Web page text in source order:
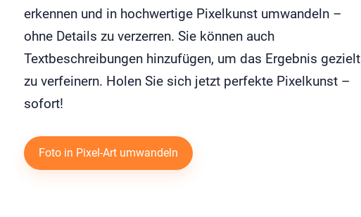
erkennen und in hochwertige Pixelkunst umwandeln –
ohne Details zu verzerren. Sie können auch
Textbeschreibungen hinzufügen, um das Ergebnis gezielt
zu verfeinern. Holen Sie sich jetzt perfekte Pixelkunst –
sofort!
Foto in Pixel-Art umwandeln